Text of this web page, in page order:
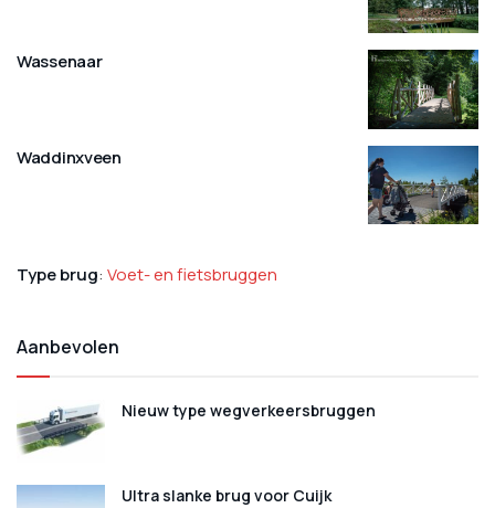
Wassenaar
Waddinxveen
Type brug: Voet- en fietsbruggen
Aanbevolen
Nieuw type wegverkeersbruggen
Ultra slanke brug voor Cuijk